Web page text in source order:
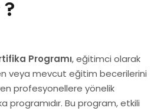
Programı, eğitimci olarak
veya mevcut eğitim becerilerini
profesyonellere yönelik
programıdır. Bu program, etkili